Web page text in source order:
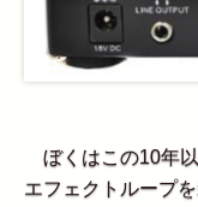
ぼくはこの10年
エフェクトループ